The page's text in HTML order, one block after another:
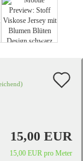
15,00 EUR
15,00 EUR pro Meter